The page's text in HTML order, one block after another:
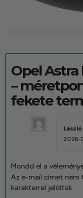
Opel
–
fekete
László
2026-
Mondd el a
Az e-mail címet nem
karakterrel jelöltük